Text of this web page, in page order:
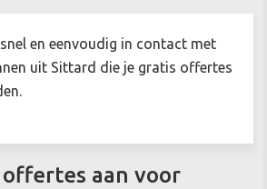
en eenvoudig in contact met
uit Sittard die je gratis offertes
aan voor